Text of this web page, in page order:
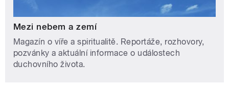
Mezi nebem a zemí
Magazín o víře a spiritualitě. Reportáže, rozhovory,
pozvánky a aktuální informace o událostech
duchovního života.